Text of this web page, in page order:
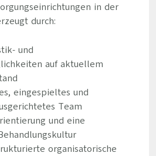
in der
durch:
und
auf aktuellem
eingespieltes und
Team
und eine
organisatorische